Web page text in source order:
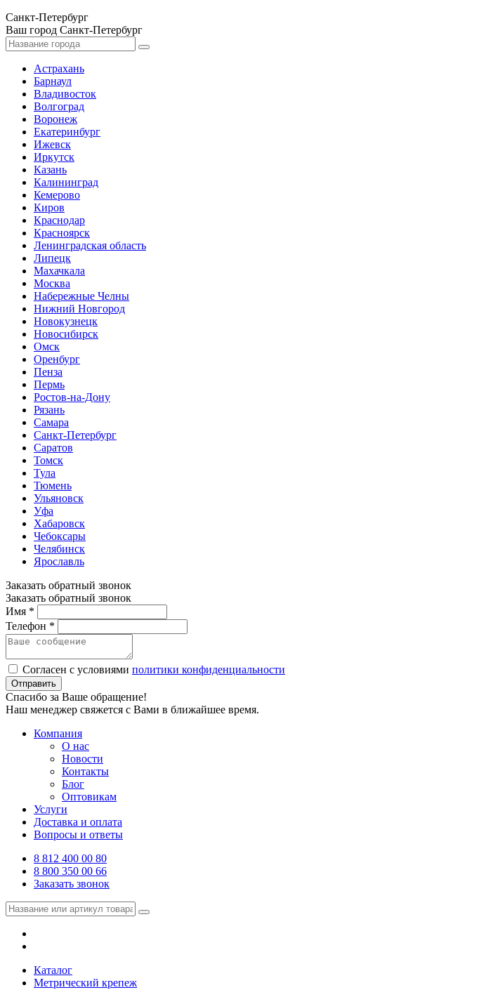
Санкт-Петербург
Ваш город Санкт-Петербург
Астрахань
Барнаул
Владивосток
Волгоград
Воронеж
Екатеринбург
Ижевск
Иркутск
Казань
Калининград
Кемерово
Киров
Краснодар
Красноярск
Ленинградская область
Липецк
Махачкала
Москва
Набережные Челны
Нижний Новгород
Новокузнецк
Новосибирск
Омск
Оренбург
Пенза
Пермь
Ростов-на-Дону
Рязань
Самара
Санкт-Петербург
Саратов
Томск
Тула
Тюмень
Ульяновск
Уфа
Хабаровск
Чебоксары
Челябинск
Ярославль
Заказать обратный звонок
Заказать обратный звонок
Имя *
Телефон *
Согласен с условиями политики конфиденциальности
Отправить
Спасибо за Ваше обращение!
Наш менеджер свяжется с Вами в ближайшее время.
Компания
О нас
Новости
Контакты
Блог
Оптовикам
Услуги
Доставка и оплата
Вопросы и ответы
8 812 400 00 80
8 800 350 00 66
Заказать звонок
Каталог
Метрический крепеж